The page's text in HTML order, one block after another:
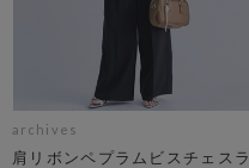
archives
肩リボンペプラムビスチェスラ